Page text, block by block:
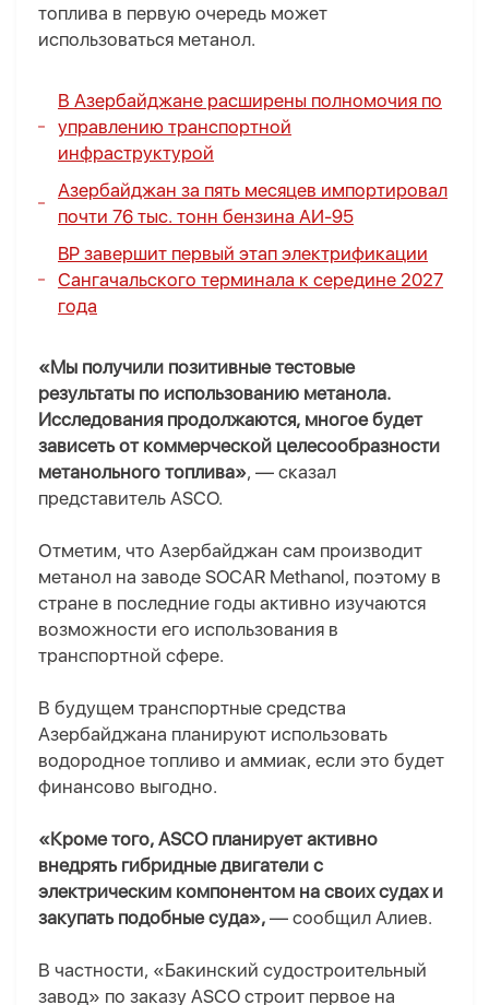
топлива в первую очередь может
использоваться метанол.
В Азербайджане расширены полномочия по
управлению транспортной
инфраструктурой
Азербайджан за пять месяцев импортировал
почти 76 тыс. тонн бензина АИ-95
BP завершит первый этап электрификации
Сангачальского терминала к середине 2027
года
«Мы получили позитивные тестовые
результаты по использованию метанола.
Исследования продолжаются, многое будет
зависеть от коммерческой целесообразности
метанольного топлива», — сказал
представитель ASCO.
Отметим, что Азербайджан сам производит
метанол на заводе SOCAR Methanol, поэтому в
стране в последние годы активно изучаются
возможности его использования в
транспортной сфере.
В будущем транспортные средства
Азербайджана планируют использовать
водородное топливо и аммиак, если это будет
финансово выгодно.
«Кроме того, ASCO планирует активно
внедрять гибридные двигатели с
электрическим компонентом на своих судах и
закупать подобные суда», — сообщил Алиев.
В частности, «Бакинский судостроительный
завод» по заказу ASCO строит первое на